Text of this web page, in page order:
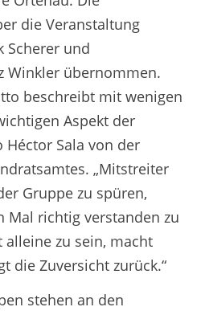
die Veranstaltung
Scherer und
Winkler übernommen.
beschreibt mit wenigen
Aspekt der
Héctor Sala von der
„Mitstreiter
Gruppe zu spüren,
Mal richtig verstanden zu
zu sein, macht
die Zuversicht zurück.“
stehen an den